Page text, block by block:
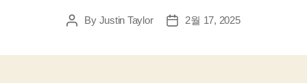
PostBy Justin Taylor
Post2월 17, 2025